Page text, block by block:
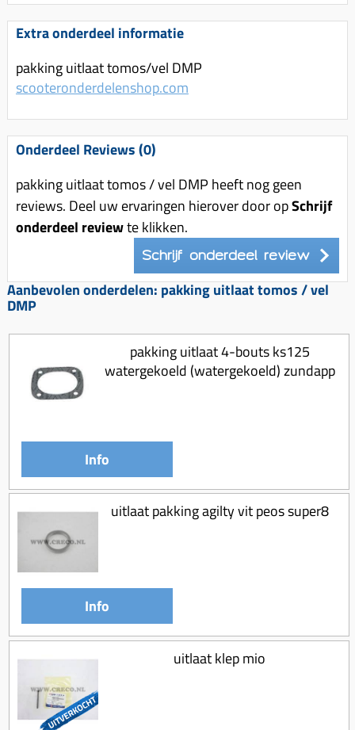
Uitlaat bocht
Radiateur (delen)
Waterpomp (delen)
Variorolsets
Pulley
Variateur (delen)
Variokit
Zuigers
Tomos opvoeren (kits)
Koppeling compleet
Koppeling trekveer
Koeling (delen)
Overbrenging
Remsegmenten
Remschijven
Voorvork
Zadel
Standaard
Voordragers
Accessoires overig
Gereedschap
Extra onderdeel informatie
pakking uitlaat tomos/vel DMP
scooteronderdelenshop.com
Onderdeel Reviews (0)
pakking uitlaat tomos / vel DMP heeft nog geen
reviews. Deel uw ervaringen hierover door opSchrijf
onderdeel reviewte klikken.
Schrijf onderdeel review
Aanbevolen onderdelen: pakking uitlaat tomos / vel
DMP
pakking uitlaat 4-bouts ks125
watergekoeld (watergekoeld) zundapp
Info
uitlaat pakking agilty vit peos super8
Info
uitlaat klep mio